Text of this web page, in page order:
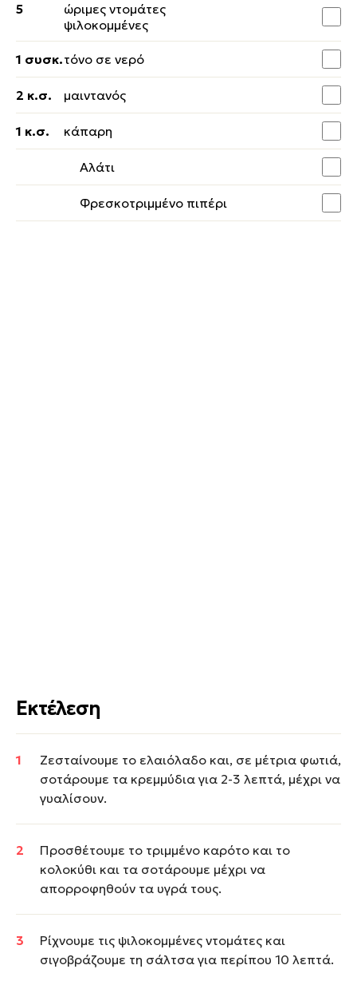
5
ώριμες ντομάτες
ψιλοκομμένες
1 συσκ.τόνο σε νερό
2 κ.σ. μαιντανός
1 κ.σ. κάπαρη
Αλάτι
Φρεσκοτριμμένο πιπέρι
Εκτέλεση
Ζεσταίνουμε το ελαιόλαδο και, σε μέτρια φωτιά,
σοτάρουμε τα κρεμμύδια για 2-3 λεπτά, μέχρι να
γυαλίσουν.
Προσθέτουμε το τριμμένο καρότο και το
κολοκύθι και τα σοτάρουμε μέχρι να
απορροφηθούν τα υγρά τους.
Ρίχνουμε τις ψιλοκομμένες ντομάτες και
σιγοβράζουμε τη σάλτσα για περίπου 10 λεπτά.